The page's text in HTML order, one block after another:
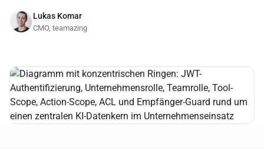
Lukas Komar
CMO, teamazing